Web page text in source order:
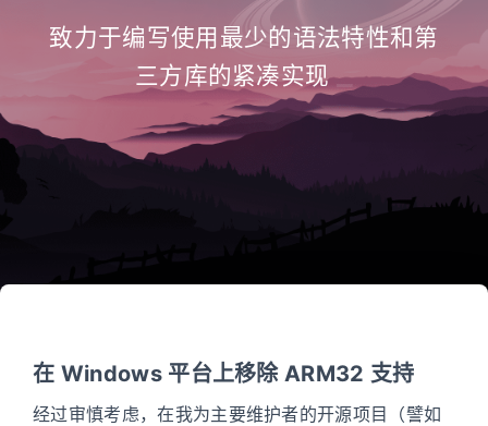
致力于编写使用最少的语法特性和第
三方库的紧凑实现_
在 Windows 平台上移除 ARM32 支持
经过审慎考虑，在我为主要维护者的开源项目（譬如